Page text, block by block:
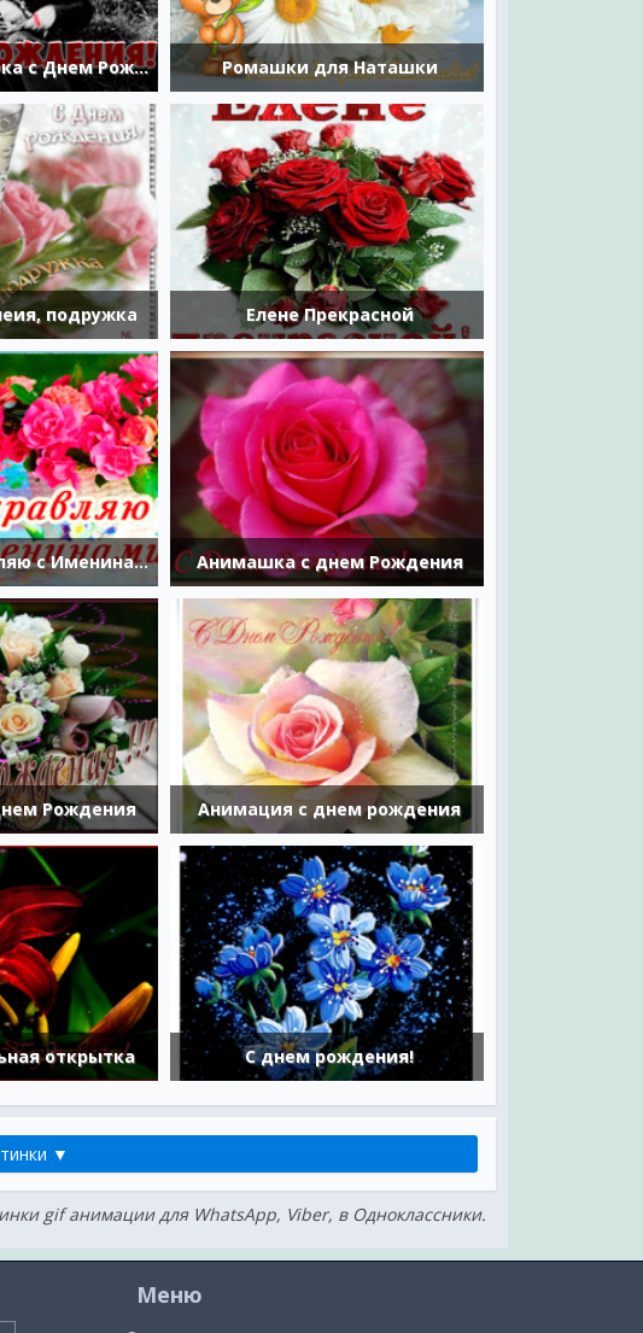
Прикольная гифка с Днем Рождения Ромашки для Наташки
подружка Елене Прекрасной
Ирина, поздравляю с Именинами Анимашка с днем Рождения
Рождения Анимация с днем рождения
открытка С днем рождения!
▼
gif анимации для WhatsApp, Viber, в Одноклассники.
Меню